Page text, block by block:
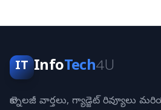
IT InfoTech4U
టెక్నాలజీ వార్తలు, గ్యాడ్జెట్ రివ్యూలు